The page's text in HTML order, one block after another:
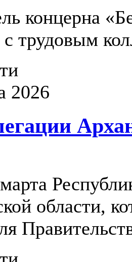
концерна
с трудовым
2026
области,